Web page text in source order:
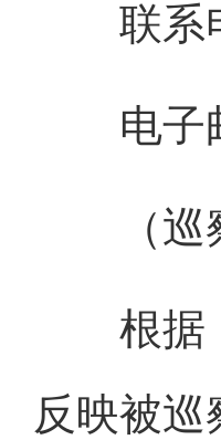
联系电
电子
（巡察
根据《
反映被